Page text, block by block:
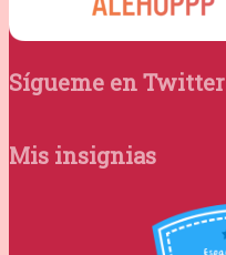
Sígueme en Twitter
Mis insignias